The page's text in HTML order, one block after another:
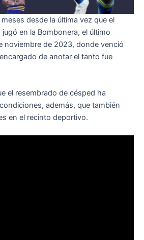
desde la última vez que el
jugó en la Bombonera, el último
noviembre de 2023, donde venció
de anotar el tanto fue
el resembrado de césped ha
además, que también
en el recinto deportivo.